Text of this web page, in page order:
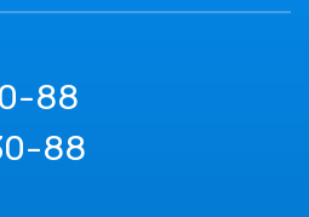
88
88